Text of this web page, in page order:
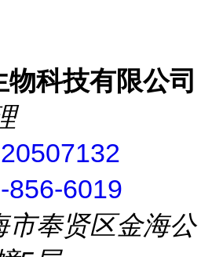
科技有限公司
856-6019
市奉贤区金海公